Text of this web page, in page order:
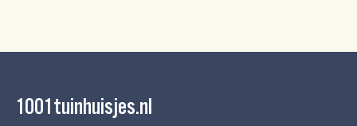
1001tuinhuisjes.nl